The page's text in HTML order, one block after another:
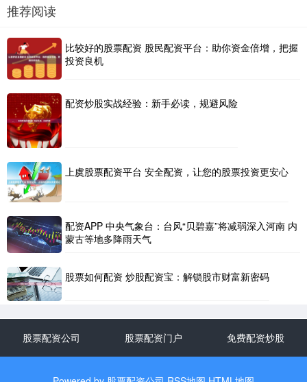
推荐阅读
比较好的股票配资 股民配资平台：助你资金倍增，把握
投资良机
配资炒股实战经验：新手必读，规避风险
上虞股票配资平台 安全配资，让您的股票投资更安心
配资APP 中央气象台：台风“贝碧嘉”将减弱深入河南 内
蒙古等地多降雨天气
股票如何配资 炒股配资宝：解锁股市财富新密码
股票配资公司 股票配资门户 免费配资炒股